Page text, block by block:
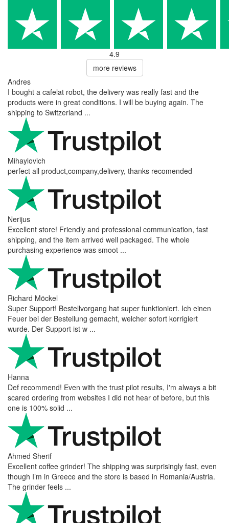
4.9
more reviews
Andres
I bought a cafelat robot, the delivery was really fast and the
products were in great conditions. I will be buying again. The
shipping to Switzerland ...
Mihaylovich
perfect all product,company,delivery, thanks recomended
Nerijus
Excellent store! Friendly and professional communication, fast
shipping, and the item arrived well packaged. The whole
purchasing experience was smoot ...
Richard Möckel
Super Support! Bestellvorgang hat super funktioniert. Ich einen
Feuer bei der Bestellung gemacht, welcher sofort korrigiert
wurde. Der Support ist w ...
Hanna
Def recommend! Even with the trust pilot results, I'm always a bit
scared ordering from websites I did not hear of before, but this
one is 100% solid ...
Ahmed Sherif
Excellent coffee grinder! The shipping was surprisingly fast, even
though I’m in Greece and the store is based in Romania/Austria.
The grinder feels ...